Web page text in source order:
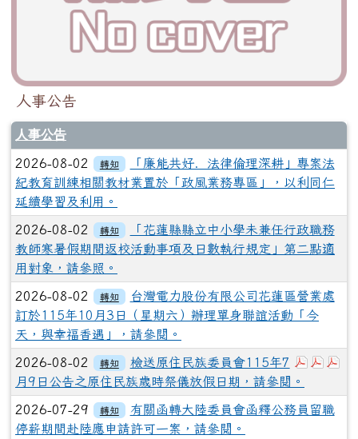
人事公告
人事公告
2026-08-02 轉知
「廉能共好．法律倫理深耕」專案法
紀教育訓練相關教材業置於「政風業務專區」，以利同仁
延續學習及利用。
2026-08-02 轉知
「花蓮縣縣立中小學未兼任行政職務
教師寒暑假期間返校活動事項及日數執行規定」第二點適
用對象，請參照。
2026-08-02 轉知
台灣電力股份有限公司花蓮區營業處
訂於115年10月3日（星期六）辦理單身聯誼活動「今
天，與幸福香遇」，請參閱。
下載：
下
2026-08-02 轉知
檢送原住民族委員會115年7
月9日公告之原住民族歲時祭儀放假日期，請參閱。
2026-07-29 轉知
有關函轉大陸委員會函釋公務員留職
停薪期間赴陸應申請許可一案，請參閱。